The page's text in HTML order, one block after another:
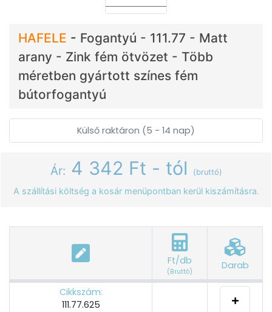
HAFELE - Fogantyú - 111.77 - Matt
arany - Zink fém ötvözet - Több
méretben gyártott színes fém
bútorfogantyú
Külső raktáron (5 - 14 nap)
Ár: 4 342 Ft - tól (bruttó)
A szállítási költség a kosár menüpontban kerül kiszámításra.
Ft/db
(Bruttó)
Darab
Cikkszám:
111.77.625